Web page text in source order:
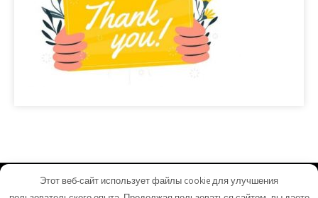
homeuyut.ru - Работает на WordPress
Этот веб-сайт использует файлы cookie для улучшения